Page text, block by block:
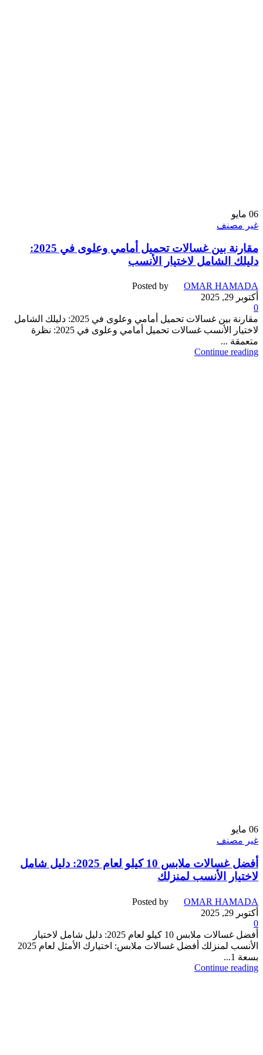
06 مايو
غير مصنف
مقارنة بين غسالات تحميل أمامي وعلوی في 2025:
دليلك الشامل لاختيار الأنسب
Posted by
OMAR HAMADA
أكتوبر 29, 2025
0
مقارنة بين غسالات تحميل أمامي وعلوی في 2025: دليلك الشامل
لاختيار الأنسب غسالات تحميل أمامي وعلوی في 2025: نظرة
متعمقة ...
Continue reading
06 مايو
غير مصنف
أفضل غسالات ملابس 10 كيلو لعام 2025: دليل شامل
لاختيار الأنسب لمنزلك
Posted by
OMAR HAMADA
أكتوبر 29, 2025
0
أفضل غسالات ملابس 10 كيلو لعام 2025: دليل شامل لاختيار
الأنسب لمنزلك أفضل غسالات ملابس: اختيارك الأمثل لعام 2025
بسعة 1...
Continue reading